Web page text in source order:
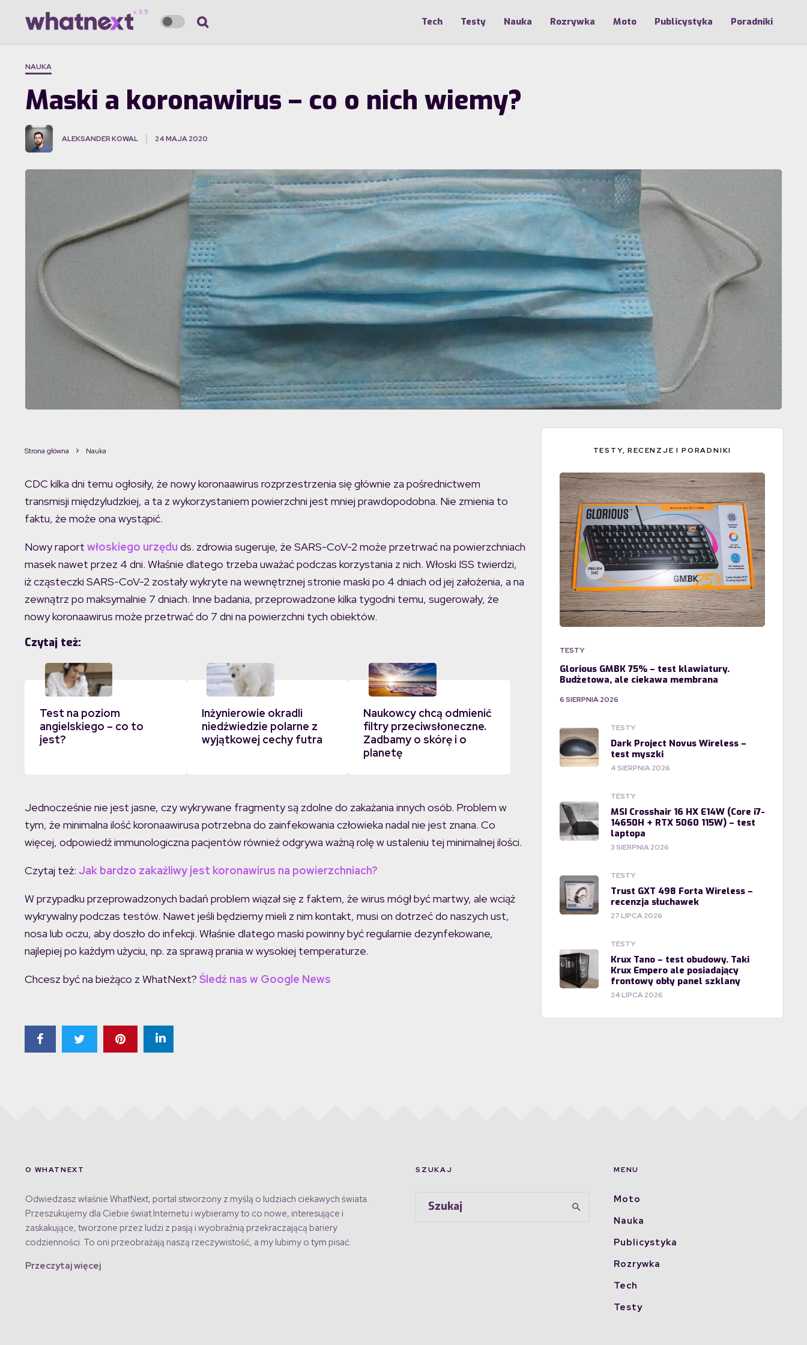
Tech Testy Nauka Rozrywka Moto Publicystyka Poradniki
NAUKA
Maski a koronawirus – co o nich wiemy?
ALEKSANDER KOWAL 24 MAJA 2020
Strona główna Nauka
CDC kilka dni temu ogłosiły, że nowy koronaawirus rozprzestrzenia się głównie za pośrednictwem
transmisji międzyludzkiej, a ta z wykorzystaniem powierzchni jest mniej prawdopodobna. Nie zmienia to
faktu, że może ona wystąpić.
Nowy raport włoskiego urzędu ds. zdrowia sugeruje, że SARS-CoV-2 może przetrwać na powierzchniach
masek nawet przez 4 dni. Właśnie dlatego trzeba uważać podczas korzystania z nich. Włoski ISS twierdzi,
iż cząsteczki SARS-CoV-2 zostały wykryte na wewnętrznej stronie maski po 4 dniach od jej założenia, a na
zewnątrz po maksymalnie 7 dniach. Inne badania, przeprowadzone kilka tygodni temu, sugerowały, że
nowy koronaawirus może przetrwać do 7 dni na powierzchni tych obiektów.
Czytaj też:
Test na poziom
angielskiego – co to
jest?
Inżynierowie okradli
niedźwiedzie polarne z
wyjątkowej cechy futra
Naukowcy chcą odmienić
filtry przeciwsłoneczne.
Zadbamy o skórę i o
planetę
Jednocześnie nie jest jasne, czy wykrywane fragmenty są zdolne do zakażania innych osób. Problem w
tym, że minimalna ilość koronaawirusa potrzebna do zainfekowania człowieka nadal nie jest znana. Co
więcej, odpowiedź immunologiczna pacjentów również odgrywa ważną rolę w ustaleniu tej minimalnej ilości.
Czytaj też: Jak bardzo zakaźliwy jest koronawirus na powierzchniach?
W przypadku przeprowadzonych badań problem wiązał się z faktem, że wirus mógł być martwy, ale wciąż
wykrywalny podczas testów. Nawet jeśli będziemy mieli z nim kontakt, musi on dotrzeć do naszych ust,
nosa lub oczu, aby doszło do infekcji. Właśnie dlatego maski powinny być regularnie dezynfekowane,
najlepiej po każdym użyciu, np. za sprawą prania w wysokiej temperaturze.
Chcesz być na bieżąco z WhatNext? Śledź nas w Google News
TESTY, RECENZJE I PORADNIKI
TESTY
Glorious GMBK 75% – test klawiatury.
Budżetowa, ale ciekawa membrana
6 SIERPNIA 2026
TESTY
Dark Project Novus Wireless –
test myszki
4 SIERPNIA 2026
TESTY
MSI Crosshair 16 HX E14W (Core i7-
14650H + RTX 5060 115W) – test
laptopa
3 SIERPNIA 2026
TESTY
Trust GXT 498 Forta Wireless –
recenzja słuchawek
27 LIPCA 2026
TESTY
Krux Tano – test obudowy. Taki
Krux Empero ale posiadający
frontowy obły panel szklany
24 LIPCA 2026
O WHATNEXT
Odwiedzasz właśnie WhatNext, portal stworzony z myślą o ludziach ciekawych świata.
Przeszukujemy dla Ciebie świat Internetu i wybieramy to co nowe, interesujące i
zaskakujące, tworzone przez ludzi z pasją i wyobraźnią przekraczającą bariery
codzienności. To oni przeobrażają naszą rzeczywistość, a my lubimy o tym pisać.
Przeczytaj więcej
SZUKAJ MENU
Moto
Nauka
Publicystyka
Rozrywka
Tech
Testy